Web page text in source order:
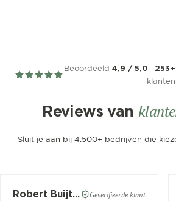
Beoordeeld 4,9 / 5,0 · 253+
klanten
Reviews van
Sluit je aan bij 4.500+ bedrijven die
Robert Buijtendijk Geverifieerde klant